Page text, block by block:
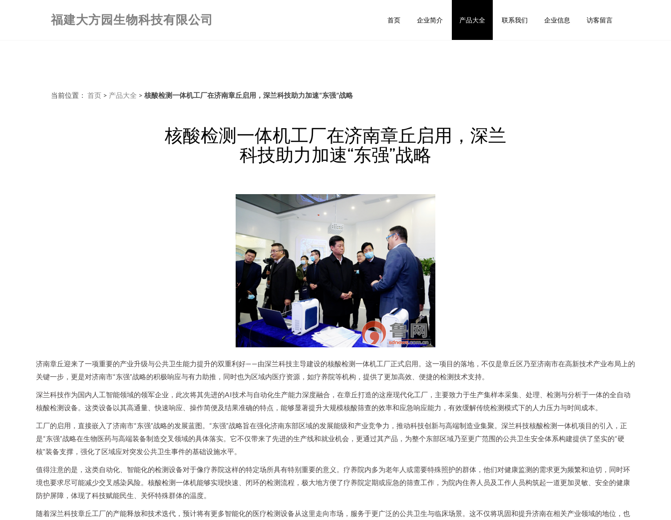
福建大方园生物科技有限公司 首页 企业简介 产品大全 联系我们 企业信息 访客留言
当前位置： 首页 > 产品大全 > 核酸检测一体机工厂在济南章丘启用，深兰科技助力加速“东强”战略
核酸检测一体机工厂在济南章丘启用，深兰
科技助力加速“东强”战略
济南章丘迎来了一项重要的产业升级与公共卫生能力提升的双重利好——由深兰科技主导建设的核酸检测一体机工厂正式启用。这一项目的落地，不仅是章丘区乃至济南市在高新技术产业布局上的
关键一步，更是对济南市“东强”战略的积极响应与有力助推，同时也为区域内医疗资源，如疗养院等机构，提供了更加高效、便捷的检测技术支持。
深兰科技作为国内人工智能领域的领军企业，此次将其先进的AI技术与自动化生产能力深度融合，在章丘打造的这座现代化工厂，主要致力于生产集样本采集、处理、检测与分析于一体的全自动
核酸检测设备。这类设备以其高通量、快速响应、操作简便及结果准确的特点，能够显著提升大规模核酸筛查的效率和应急响应能力，有效缓解传统检测模式下的人力压力与时间成本。
工厂的启用，直接嵌入了济南市“东强”战略的发展蓝图。“东强”战略旨在强化济南东部区域的发展能级和产业竞争力，推动科技创新与高端制造业集聚。深兰科技核酸检测一体机项目的引入，正
是“东强”战略在生物医药与高端装备制造交叉领域的具体落实。它不仅带来了先进的生产线和就业机会，更通过其产品，为整个东部区域乃至更广范围的公共卫生安全体系构建提供了坚实的“硬
核”装备支撑，强化了区域应对突发公共卫生事件的基础设施水平。
值得注意的是，这类自动化、智能化的检测设备对于像疗养院这样的特定场所具有特别重要的意义。疗养院内多为老年人或需要特殊照护的群体，他们对健康监测的需求更为频繁和迫切，同时环
境也要求尽可能减少交叉感染风险。核酸检测一体机能够实现快速、闭环的检测流程，极大地方便了疗养院定期或应急的筛查工作，为院内住养人员及工作人员构筑起一道更加灵敏、安全的健康
防护屏障，体现了科技赋能民生、关怀特殊群体的温度。
随着深兰科技章丘工厂的产能释放和技术迭代，预计将有更多智能化的医疗检测设备从这里走向市场，服务于更广泛的公共卫生与临床场景。这不仅将巩固和提升济南在相关产业领域的地位，也